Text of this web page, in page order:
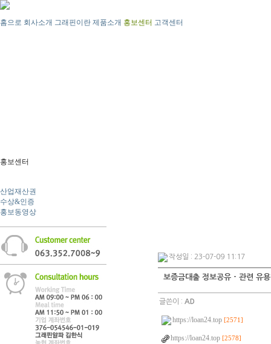
홈으로 회사소개 그래핀이란 제품소개 홍보센터 고객센터
홍보센터
산업재산권
수상&인증
홍보동영상
작성일 : 23-07-09 11:17
보증금대출 정보공유 - 관련 유
글쓴이 :AD
https://loan24.top [2571]
https://loan24.top [2578]